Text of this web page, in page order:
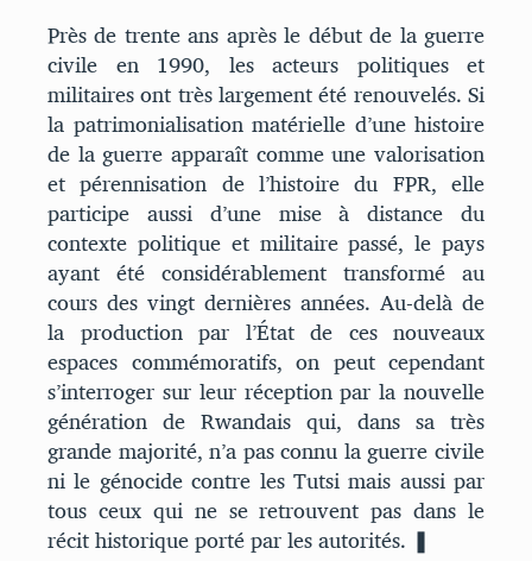
Près de trente ans après le début de la guerre
civile en 1990, les acteurs politiques et
militaires ont très largement été renouvelés. Si
la patrimonialisation matérielle d’une histoire
de la guerre apparaît comme une valorisation
et pérennisation de l’histoire du FPR, elle
participe aussi d’une mise à distance du
contexte politique et militaire passé, le pays
ayant été considérablement transformé au
cours des vingt dernières années. Au-delà de
la production par l’État de ces nouveaux
espaces commémoratifs, on peut cependant
s’interroger sur leur réception par la nouvelle
génération de Rwandais qui, dans sa très
grande majorité, n’a pas connu la guerre civile
ni le génocide contre les Tutsi mais aussi par
tous ceux qui ne se retrouvent pas dans le
récit historique porté par les autorités. ❚